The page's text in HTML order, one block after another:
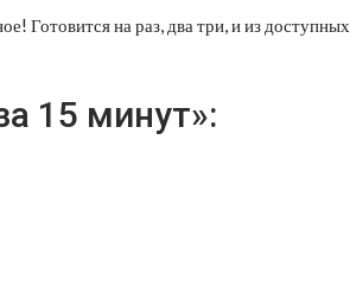
Готовится на раз, два три, и из доступных
15 минут»: